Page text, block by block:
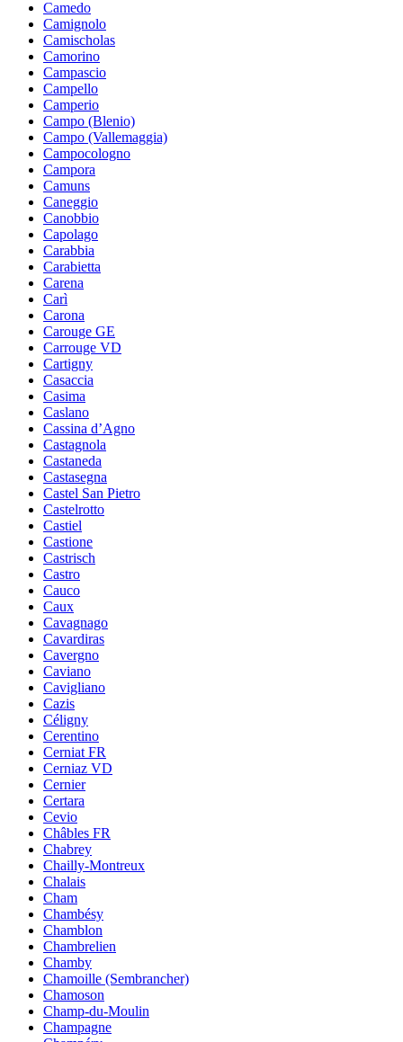
Camedo
Camignolo
Camischolas
Camorino
Campascio
Campello
Camperio
Campo (Blenio)
Campo (Vallemaggia)
Campocologno
Campora
Camuns
Caneggio
Canobbio
Capolago
Carabbia
Carabietta
Carena
Carì
Carona
Carouge GE
Carrouge VD
Cartigny
Casaccia
Casima
Caslano
Cassina d’Agno
Castagnola
Castaneda
Castasegna
Castel San Pietro
Castelrotto
Castiel
Castione
Castrisch
Castro
Cauco
Caux
Cavagnago
Cavardiras
Cavergno
Caviano
Cavigliano
Cazis
Céligny
Cerentino
Cerniat FR
Cerniaz VD
Cernier
Certara
Cevio
Châbles FR
Chabrey
Chailly-Montreux
Chalais
Cham
Chambésy
Chamblon
Chambrelien
Chamby
Chamoille (Sembrancher)
Chamoson
Champ-du-Moulin
Champagne